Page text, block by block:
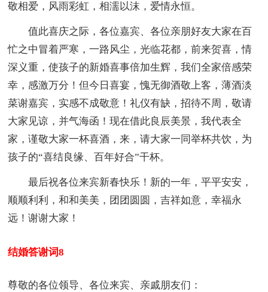
敬相爱，风雨彩虹，相濡以沫，爱情永恒。
值此喜庆之际，各位嘉宾、各位亲朋好友大家在百
忙之中冒着严寒，一路风尘，光临花都，前来贺喜，情
深义重，使孩子的新婚喜事倍加生辉，我们全家倍感荣
幸，感激万分！但今日喜宴，愧无御酒敬上客，薄酒淡
菜谢嘉宾，实感不成敬意！礼仪有缺，招待不周，敬请
大家见谅，并气海函！现在借此良辰美景，我代表全
家，谨敬大家一杯喜酒，来，请大家一同举杯共饮，为
孩子的“喜结良缘、百年好合”干杯。
最后祝各位来宾新春快乐！新的一年，平平安安，
顺顺利利，和和美美，团团圆圆，吉祥如意，幸福永
远！谢谢大家！
结婚答谢词8
尊敬的各位领导、各位来宾、亲戚朋友们：